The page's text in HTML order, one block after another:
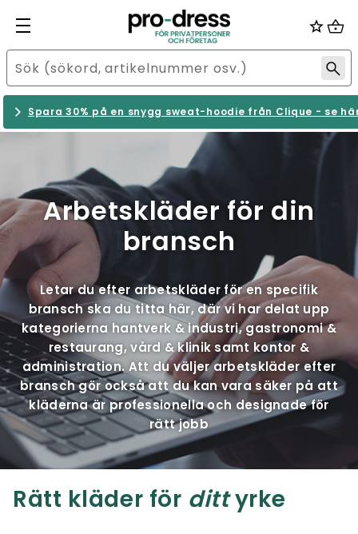
Spara 30% på en snygg sweat-hoodie från Clique - se
Arbetskläder för din
bransch
Letar du efter arbetskläder för en specifik
bransch ska du titta här, där vi har delat upp
kategorierna hantverk & industri, gastronomi &
restaurang, vård & klinik samt kontor &
administration. Att du väljer arbetskläder efter
bransch gör också att du kan vara säker på att
kläderna är professionella och designade för
rätt jobb
Rätt kläder för dittyrke